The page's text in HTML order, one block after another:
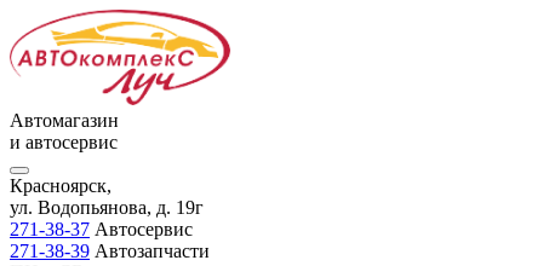
Автомагазин
и автосервис
Красноярск,
ул. Водопьянова, д. 19г
271-38-37 Автосервис
271-38-39 Автозапчасти